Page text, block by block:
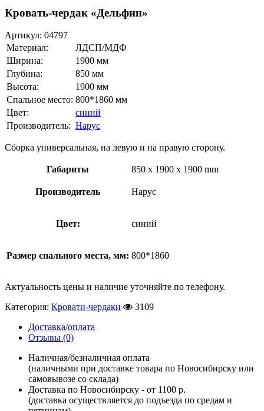
Кровать-чердак «Дельфин»
Артикул: 04797
Материал:
ЛДСП/МДФ
Ширина:
1900 мм
Глубина:
850 мм
Высота:
1900 мм
Спальное место: 800*1860 мм
Цвет:
синий
Производитель: Нарус
Сборка универсальная, на левую и на правую сторону.
Габариты 850 x 1900 x 1900 mm
Производитель Нарус
Цвет: синий
Размер спального места, мм: 800*1860
Актуальность цены и наличие уточняйте по телефону.
Категория: Кровати-чердаки
3109
Доставка/оплата
Отзывы (0)
Наличная/безналичная оплата
(наличными при доставке товара по Новосибирску или
самовывозе со склада)
Доставка по Новосибирску - от 1100 р.
(доставка осуществляется до подъезда по средам и